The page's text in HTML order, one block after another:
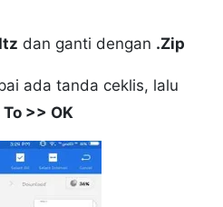
dan ganti dengan .Zip
ada tanda ceklis, lalu
>> OK